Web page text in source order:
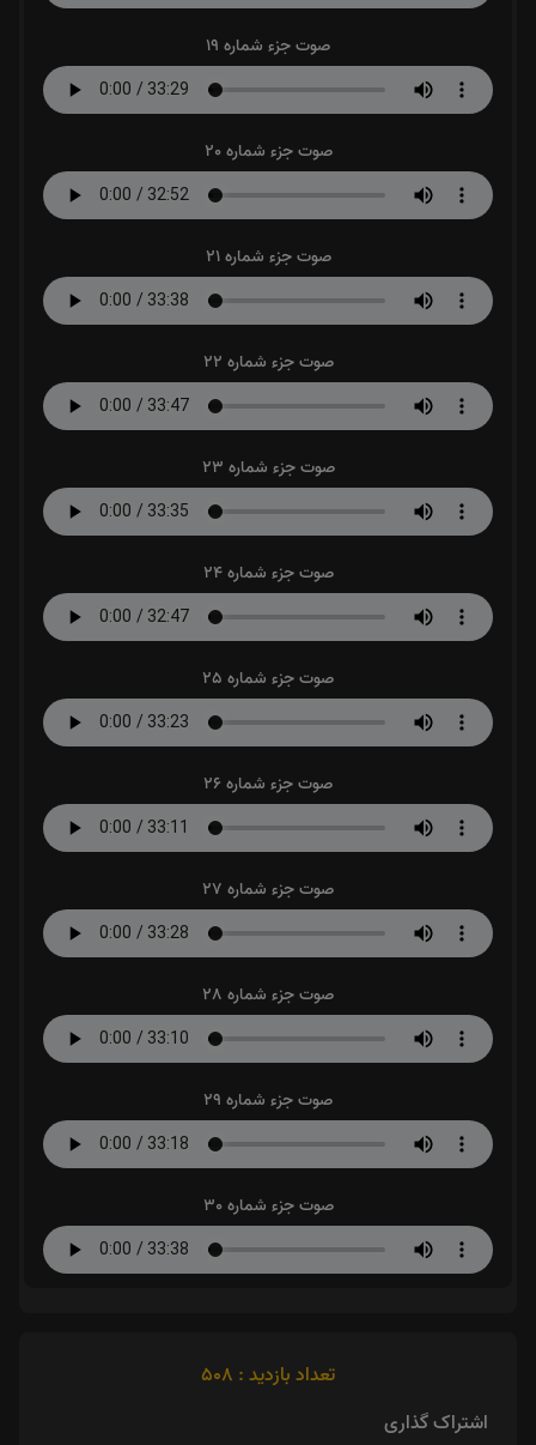
صوت جزء شماره 19
صوت جزء شماره 20
صوت جزء شماره 21
صوت جزء شماره 22
صوت جزء شماره 23
صوت جزء شماره 24
صوت جزء شماره 25
صوت جزء شماره 26
صوت جزء شماره 27
صوت جزء شماره 28
صوت جزء شماره 29
صوت جزء شماره 30
تعداد بازدید : 508
اشتراک گذاری